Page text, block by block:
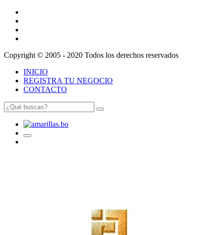
Copyright © 2005 - 2020 Todos los derechos reservados
INICIO
REGISTRA TU NEGOCIO
CONTACTO